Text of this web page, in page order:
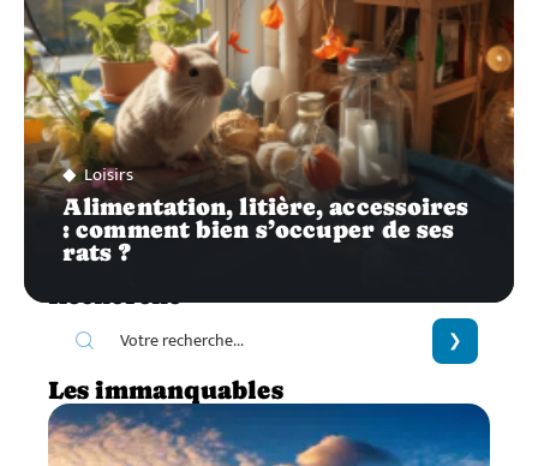
Loisirs
Alimentation, litière, accessoires
: comment bien s’occuper de ses
rats ?
Recherche
Les immanquables